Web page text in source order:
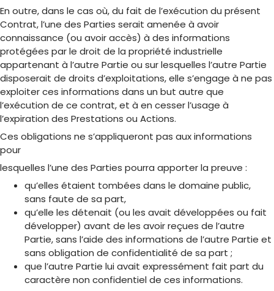
En outre, dans le cas où, du fait de l’exécution du présent
Contrat, l’une des Parties serait amenée à avoir
connaissance (ou avoir accès) à des informations
protégées par le droit de la propriété industrielle
appartenant à l’autre Partie ou sur lesquelles l’autre Partie
disposerait de droits d’exploitations, elle s’engage à ne pas
exploiter ces informations dans un but autre que
l’exécution de ce contrat, et à en cesser l’usage à
l’expiration des Prestations ou Actions.
Ces obligations ne s’appliqueront pas aux informations
pour
lesquelles l’une des Parties pourra apporter la preuve :
qu’elles étaient tombées dans le domaine public,
sans faute de sa part,
qu’elle les détenait (ou les avait développées ou fait
développer) avant de les avoir reçues de l’autre
Partie, sans l’aide des informations de l’autre Partie et
sans obligation de confidentialité de sa part ;
que l’autre Partie lui avait expressément fait part du
caractère non confidentiel de ces informations.